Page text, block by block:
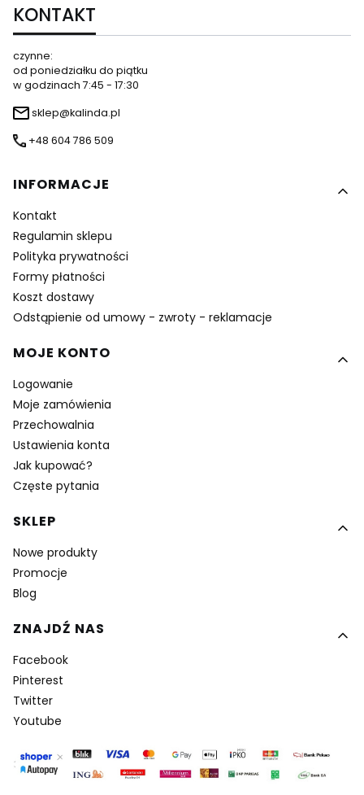
KONTAKT
czynne:
od poniedziałku do piątku
w godzinach 7:45 - 17:30
sklep@kalinda.pl
+48 604 786 509
Linki w stopce
INFORMACJE
Kontakt
Regulamin sklepu
Polityka prywatności
Formy płatności
Koszt dostawy
Odstąpienie od umowy - zwroty - reklamacje
MOJE KONTO
Logowanie
Moje zamówienia
Przechowalnia
Ustawienia konta
Jak kupować?
Częste pytania
SKLEP
Nowe produkty
Promocje
Blog
ZNAJDŹ NAS
Facebook
Pinterest
Twitter
Youtube